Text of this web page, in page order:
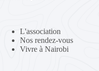
L'association
Nos rendez-vous
Vivre à Nairobi